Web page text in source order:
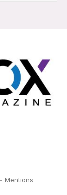
- Mentions